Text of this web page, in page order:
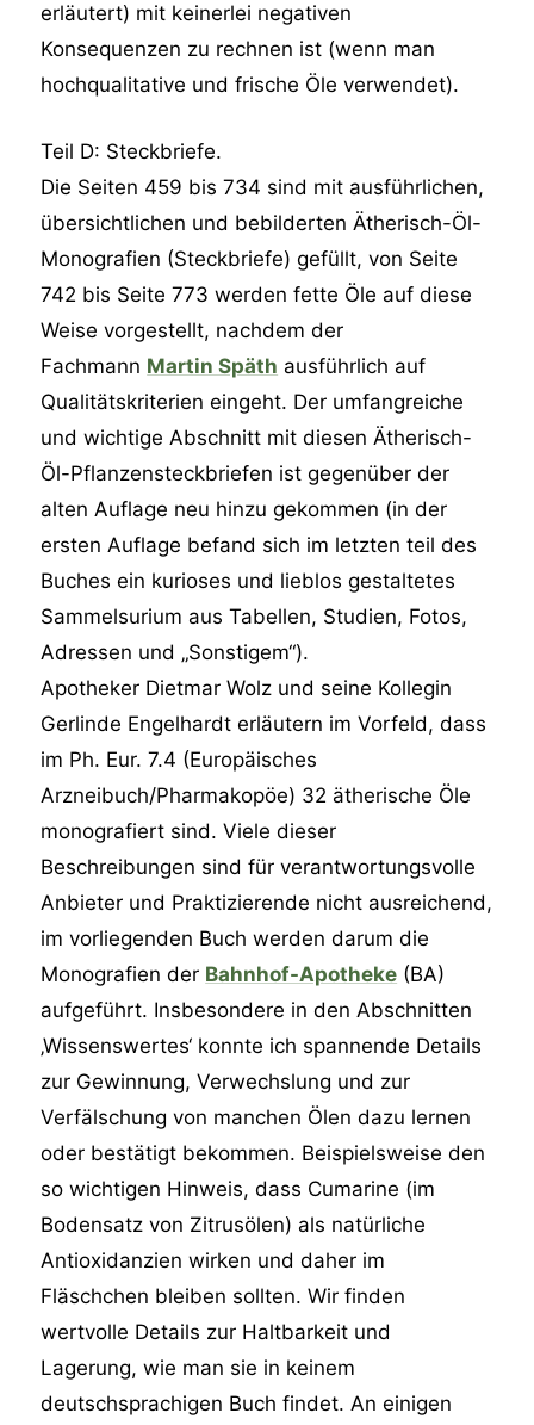
erläutert) mit keinerlei negativen
Konsequenzen zu rechnen ist (wenn man
hochqualitative und frische Öle verwendet).
Teil D: Steckbriefe.
Die Seiten 459 bis 734 sind mit ausführlichen,
übersichtlichen und bebilderten Ätherisch-Öl-
Monografien (Steckbriefe) gefüllt, von Seite
742 bis Seite 773 werden fette Öle auf diese
Weise vorgestellt, nachdem der
Fachmann Martin Späth ausführlich auf
Qualitätskriterien eingeht. Der umfangreiche
und wichtige Abschnitt mit diesen Ätherisch-
Öl-Pflanzensteckbriefen ist gegenüber der
alten Auflage neu hinzu gekommen (in der
ersten Auflage befand sich im letzten teil des
Buches ein kurioses und lieblos gestaltetes
Sammelsurium aus Tabellen, Studien, Fotos,
Adressen und „Sonstigem“).
Apotheker Dietmar Wolz und seine Kollegin
Gerlinde Engelhardt erläutern im Vorfeld, dass
im Ph. Eur. 7.4 (Europäisches
Arzneibuch/Pharmakopöe) 32 ätherische Öle
monografiert sind. Viele dieser
Beschreibungen sind für verantwortungsvolle
Anbieter und Praktizierende nicht ausreichend,
im vorliegenden Buch werden darum die
Monografien der Bahnhof-Apotheke (BA)
aufgeführt. Insbesondere in den Abschnitten
‚Wissenswertes‘ konnte ich spannende Details
zur Gewinnung, Verwechslung und zur
Verfälschung von manchen Ölen dazu lernen
oder bestätigt bekommen. Beispielsweise den
so wichtigen Hinweis, dass Cumarine (im
Bodensatz von Zitrusölen) als natürliche
Antioxidanzien wirken und daher im
Fläschchen bleiben sollten. Wir finden
wertvolle Details zur Haltbarkeit und
Lagerung, wie man sie in keinem
deutschsprachigen Buch findet. An einigen